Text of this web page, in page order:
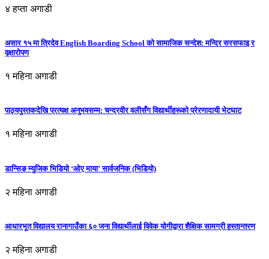
४ हप्ता अगाडी
असार १५ मा त्रिदेव English Boarding School को सामाजिक सन्देश: मन्दिर सरसफाइ र
वृक्षारोपण
१ महिना अगाडी
पाठ्यपुस्तकदेखि प्रत्यक्ष अनुभवसम्म: चन्द्रवीर वलीसँग विद्यार्थीहरूको प्रेरणादायी भेटघाट
१ महिना अगाडी
डान्सिङ म्युजिक भिडियो ‘ओए माया’ सार्वजनिक (भिडियो)
२ महिना अगाडी
आधारभूत विद्यालय रानागाउँका ६० जना विद्यार्थीलाई विवेक योगीद्वारा शैक्षिक सामग्री हस्तान्तरण
२ महिना अगाडी